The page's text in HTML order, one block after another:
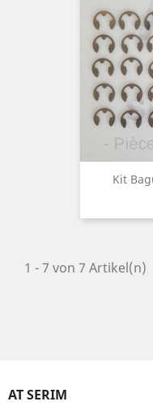
Kit
1 - 7 von 7 Artikel(n)
AT SERIM